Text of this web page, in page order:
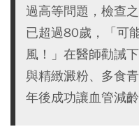
過高等問題，檢查
已超過80歲，「可
風！」在醫師勸誡
與精緻澱粉、多食
年後成功讓血管減齡